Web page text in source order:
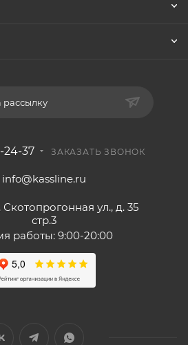
рассылку
24-37 ЗАКАЗАТЬ ЗВОНОК
info@kassline.ru
Скотопрогонная ул., д. 35
стр.3
работы: 9:00-20:00